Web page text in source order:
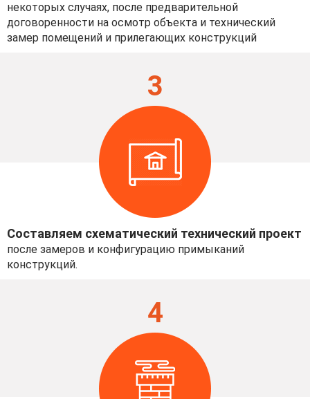
некоторых случаях, после предварительной
договоренности на осмотр объекта и технический
замер помещений и прилегающих конструкций
Составляем схематический технический проект
после замеров и конфигурацию примыканий
конструкций.
3
4